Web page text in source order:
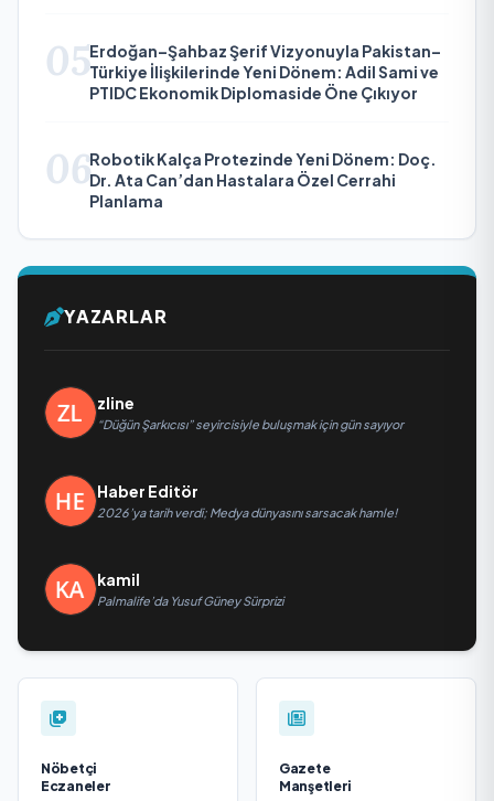
05Erdoğan–Şahbaz Şerif Vizyonuyla Pakistan–
Türkiye İlişkilerinde Yeni Dönem: Adil Sami ve
PTIDC Ekonomik Diplomaside Öne Çıkıyor
06Robotik Kalça Protezinde Yeni Dönem: Doç.
Dr. Ata Can’dan Hastalara Özel Cerrahi
Planlama
YAZARLAR
zline
“Düğün Şarkıcısı” seyircisiyle buluşmak için gün sayıyor
Haber Editör
2026’ya tarih verdi; Medya dünyasını sarsacak hamle!
kamil
Palmalife’da Yusuf Güney Sürprizi
Nöbetçi
Eczaneler
Gazete
Manşetleri